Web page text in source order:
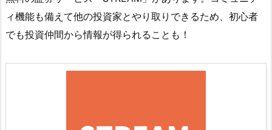
ィ機能も備えて他の投資家とやり取りできるため、初心者
でも投資仲間から情報が得られることも！